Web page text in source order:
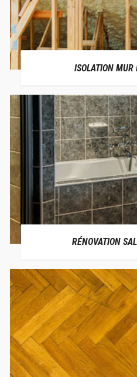
ISOLATION
RÉNOVATION